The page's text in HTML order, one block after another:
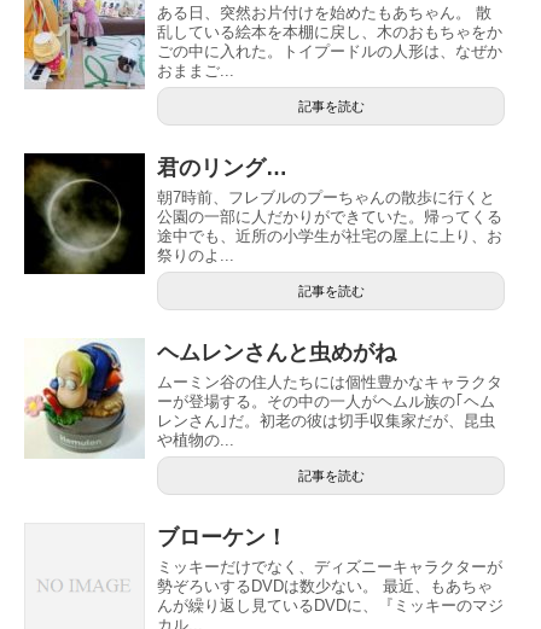
ある日、突然お片付けを始めたもあちゃん。 散
乱している絵本を本棚に戻し、木のおもちゃをか
ごの中に入れた。トイプードルの人形は、なぜか
おままご...
記事を読む
君のリング…
朝7時前、フレブルのプーちゃんの散歩に行くと
公園の一部に人だかりができていた。帰ってくる
途中でも、近所の小学生が社宅の屋上に上り、お
祭りのよ...
記事を読む
ヘムレンさんと虫めがね
ムーミン谷の住人たちには個性豊かなキャラクタ
ーが登場する。その中の一人がヘムル族の｢ヘム
レンさん｣だ。初老の彼は切手収集家だが、昆虫
や植物の...
記事を読む
ブローケン！
ミッキーだけでなく、ディズニーキャラクターが
勢ぞろいするDVDは数少ない。 最近、もあちゃ
んが繰り返し見ているDVDに、『ミッキーのマジ
カル...